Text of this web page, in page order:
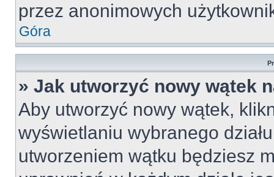
przez anonimowych
Góra
» Jak utworzyć nowy wątek
Aby utworzyć nowy wątek,
wyświetlaniu wybranego
utworzeniem wątku będziesz